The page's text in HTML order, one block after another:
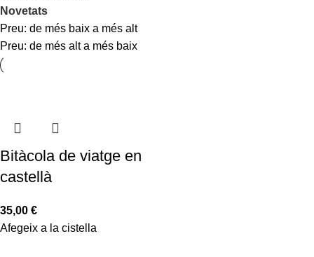
Novetats
Preu: de més baix a més alt
Preu: de més alt a més baix
Bitàcola de viatge en
castellà
35,00 €
Afegeix a la cistella